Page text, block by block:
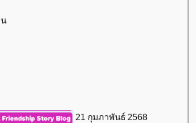
21 กุมภาพันธ์ 2568